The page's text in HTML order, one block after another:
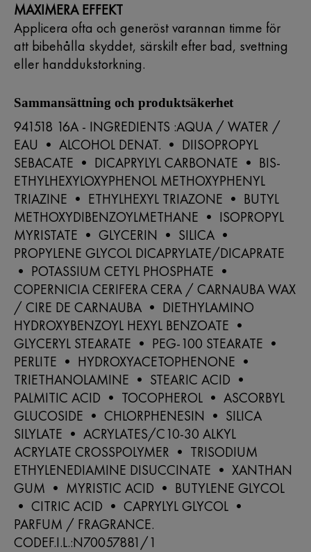
MAXIMERA EFFEKT
Applicera ofta och generöst varannan timme för
att bibehålla skyddet, särskilt efter bad, svettning
eller handdukstorkning.
Sammansättning och produktsäkerhet
941518 16A - INGREDIENTS :AQUA / WATER /
EAU • ALCOHOL DENAT. • DIISOPROPYL
SEBACATE • DICAPRYLYL CARBONATE • BIS-
ETHYLHEXYLOXYPHENOL METHOXYPHENYL
TRIAZINE • ETHYLHEXYL TRIAZONE • BUTYL
METHOXYDIBENZOYLMETHANE • ISOPROPYL
MYRISTATE • GLYCERIN • SILICA •
PROPYLENE GLYCOL DICAPRYLATE/DICAPRATE
• POTASSIUM CETYL PHOSPHATE •
COPERNICIA CERIFERA CERA / CARNAUBA WAX
/ CIRE DE CARNAUBA • DIETHYLAMINO
HYDROXYBENZOYL HEXYL BENZOATE •
GLYCERYL STEARATE • PEG-100 STEARATE •
PERLITE • HYDROXYACETOPHENONE •
TRIETHANOLAMINE • STEARIC ACID •
PALMITIC ACID • TOCOPHEROL • ASCORBYL
GLUCOSIDE • CHLORPHENESIN • SILICA
SILYLATE • ACRYLATES/C10-30 ALKYL
ACRYLATE CROSSPOLYMER • TRISODIUM
ETHYLENEDIAMINE DISUCCINATE • XANTHAN
GUM • MYRISTIC ACID • BUTYLENE GLYCOL
• CITRIC ACID • CAPRYLYL GLYCOL •
PARFUM / FRAGRANCE.
CODEF.I.L.:N70057881/1